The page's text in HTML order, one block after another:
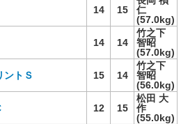
14 15
仁
(57.0kg)
14 14
竹之下
智昭
(57.0kg)
ントＳ 15 14
竹之下
智昭
(56.0kg)
12 15
松田 大
作
(55.0kg)